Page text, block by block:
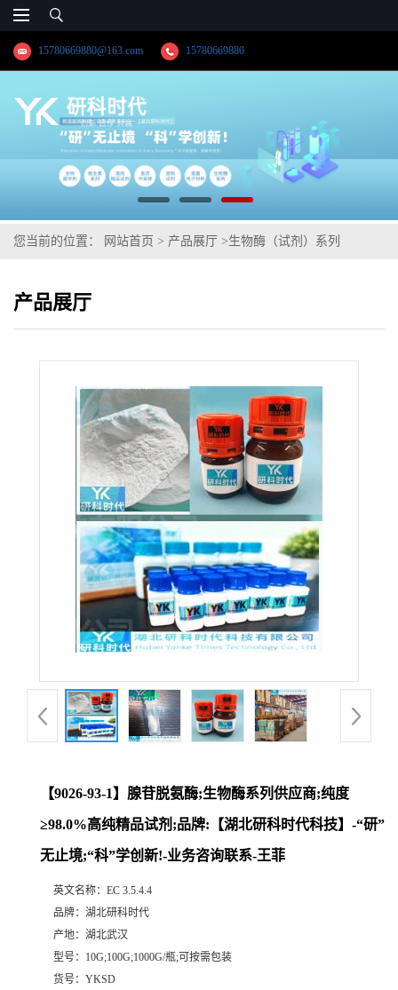
15780669880@163.com 15780669880
您当前的位置： 网站首页 > 产品展厅 >生物酶（试剂）系列
试剂;品牌:【湖北研科时代科技】-“研”无止境;“科”学创新!-业务咨询
产品展厅
【9026-93-1】腺苷脱氨酶;生物酶系列供应商;纯度
≥98.0%高纯精品试剂;品牌:【湖北研科时代科技】-“研”
无止境;“科”学创新!-业务咨询联系-王菲
英文名称： EC 3.5.4.4
品牌： 湖北研科时代
产地： 湖北武汉
型号： 10G;100G;1000G/瓶;可按需包装
货号： YKSD